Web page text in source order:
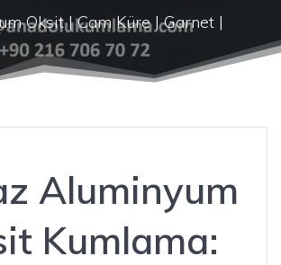
Oksit | Cam Küre | Garnet |
Aluminyum
Kumlama: